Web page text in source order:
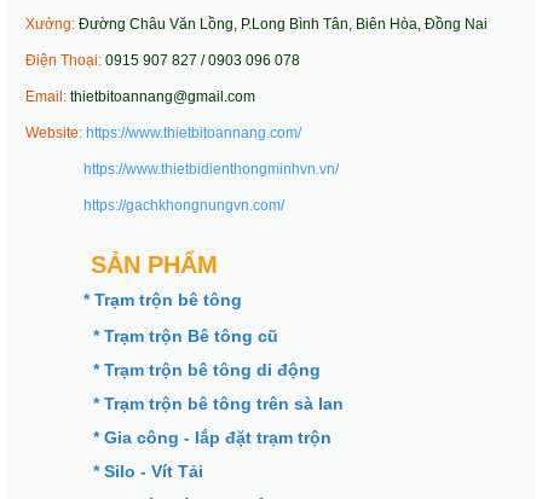
Xưởng: Đường Châu Văn Lồng, P.Long Bình Tân, Biên Hòa, Đồng Nai
Điện Thoại: 0915 907 827 / 0903 096 078
Email: thietbitoannang@gmail.com
Website: https://www.thietbitoannang.com/
https://www.thietbidienthongminhvn.vn/
https://gachkhongnungvn.com/
SẢN PHẨM
* Trạm trộn bê tông
* Trạm trộn Bê tông cũ
* Trạm trộn bê tông di động
* Trạm trộn bê tông trên sà lan
* Gia công - lắp đặt trạm trộn
* Silo - Vít Tải